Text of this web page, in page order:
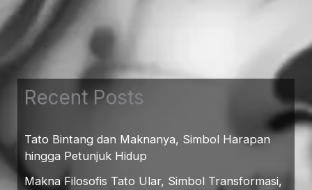
Recent Posts
Tato Bintang dan Maknanya, Simbol Harapan
hingga Petunjuk Hidup
Makna Filosofis Tato Ular, Simbol Transformasi,